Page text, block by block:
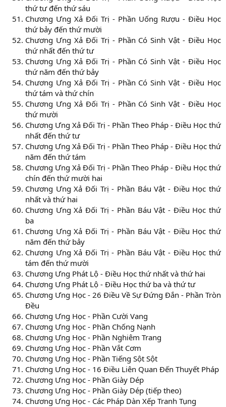
thứ tư đến thứ sáu
Chương Ưng Xả Đối Trị - Phần Uống Rượu - Điều Học
thứ bảy đến thứ mười
Chương Ưng Xả Đối Trị - Phần Có Sinh Vật - Điều Học
thứ nhất đến thứ tư
Chương Ưng Xả Đối Trị - Phần Có Sinh Vật - Điều Học
thứ năm đến thứ bảy
Chương Ưng Xả Đối Trị - Phần Có Sinh Vật - Điều Học
thứ tám và thứ chín
Chương Ưng Xả Đối Trị - Phần Có Sinh Vật - Điều Học
thứ mười
Chương Ưng Xả Đối Trị - Phần Theo Pháp - Điều Học thứ
nhất đến thứ tư
Chương Ưng Xả Đối Trị - Phần Theo Pháp - Điều Học thứ
năm đến thứ tám
Chương Ưng Xả Đối Trị - Phần Theo Pháp - Điều Học thứ
chín đến thứ mười hai
Chương Ưng Xả Đối Trị - Phần Báu Vật - Điều Học thứ
nhất và thứ hai
Chương Ưng Xả Đối Trị - Phần Báu Vật - Điều Học thứ
ba
Chương Ưng Xả Đối Trị - Phần Báu Vật - Điều Học thứ
năm đến thứ bảy
Chương Ưng Xả Đối Trị - Phần Báu Vật - Điều Học thứ
tám đến thứ mười
Chương Ưng Phát Lộ - Điều Học thứ nhất và thứ hai
Chương Ưng Phát Lộ - Điều Học thứ ba và thứ tư
Chương Ưng Học - 26 Điều Về Sự Đứng Đắn - Phần Tròn
Đều
Chương Ưng Học - Phần Cười Vang
Chương Ưng Học - Phần Chống Nạnh
Chương Ưng Học - Phần Nghiêm Trang
Chương Ưng Học - Phần Vắt Cơm
Chương Ưng Học - Phần Tiếng Sột Sột
Chương Ưng Học - 16 Điều Liên Quan Đến Thuyết Pháp
Chương Ưng Học - Phần Giày Dép
Chương Ưng Học - Phần Giày Dép (tiếp theo)
Chương Ưng Học - Các Pháp Dàn Xếp Tranh Tụng